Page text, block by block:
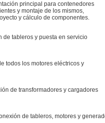
principal para contenedores
y montaje de los mismos,
y cálculo de componentes.
de tableros y puesta en servicio
todos los motores eléctricos y
de transformadores y cargadores
de tableros, motores y